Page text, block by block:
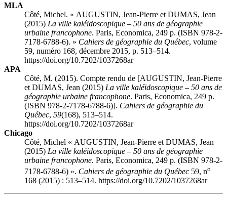
MLA
Côté, Michel. « AUGUSTIN, Jean-Pierre et DUMAS, Jean
(2015) La ville kaléidoscopique – 50 ans de géographie
urbaine francophone. Paris, Economica, 249 p. (ISBN 978-2-
7178-6788-6). » Cahiers de géographie du Québec, volume
59, numéro 168, décembre 2015, p. 513–514.
https://doi.org/10.7202/1037268ar
APA
Côté, M. (2015). Compte rendu de [AUGUSTIN, Jean-Pierre
et DUMAS, Jean (2015) La ville kaléidoscopique – 50 ans de
géographie urbaine francophone. Paris, Economica, 249 p.
(ISBN 978-2-7178-6788-6)]. Cahiers de géographie du
Québec, 59(168), 513–514.
https://doi.org/10.7202/1037268ar
Chicago
Côté, Michel « AUGUSTIN, Jean-Pierre et DUMAS, Jean
(2015) La ville kaléidoscopique – 50 ans de géographie
urbaine francophone. Paris, Economica, 249 p. (ISBN 978-2-
7178-6788-6) ». Cahiers de géographie du Québec 59, no
168 (2015) : 513–514. https://doi.org/10.7202/1037268ar